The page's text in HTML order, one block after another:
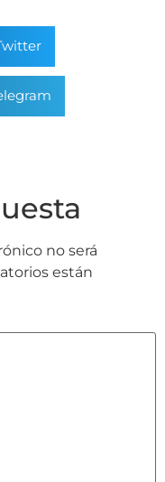
no será
están